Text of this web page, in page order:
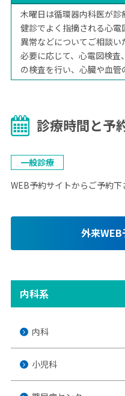
内科系
内科
小児科
木曜日は循環器内科医が診
健診でよく指摘される心
異常などについてご相談い
必要に応じて、心電図検
の検査を行い、心臓や血管
診療時間と予
⼀般診療
WEB予約サイトからご予約下
外来WEB